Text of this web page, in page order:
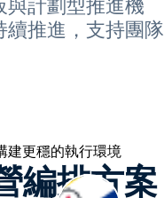
與計劃型推進機
續推進，支持團隊
編排方案